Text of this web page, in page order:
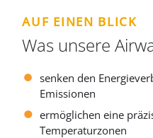
AUF EINEN BLICK
Was unsere
senken den
Emissionen
ermöglichen eine
Temperaturzonen